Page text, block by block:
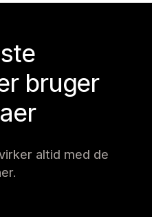
bruger
altid med de